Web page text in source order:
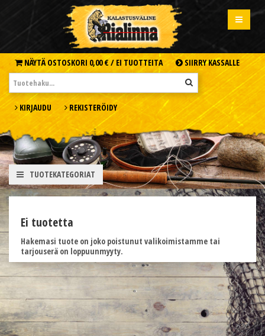
NÄYTÄ OSTOSKORI 0,00 € / EI TUOTTEITA SIIRRY KASSALLE
KIRJAUDU REKISTERÖIDY
TUOTEKATEGORIAT
Ei tuotetta
Hakemasi tuote on joko poistunut valikoimistamme tai
tarjouserä on loppuunmyyty.